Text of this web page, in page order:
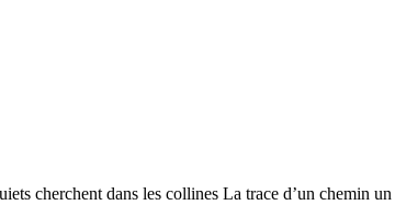
cherchent dans les collines La trace d’un